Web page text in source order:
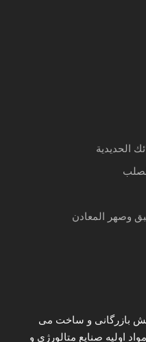
الحديدية
وصهر المعادن
بازرگانی و ساخت می
اولیه صنایع متالورژی و